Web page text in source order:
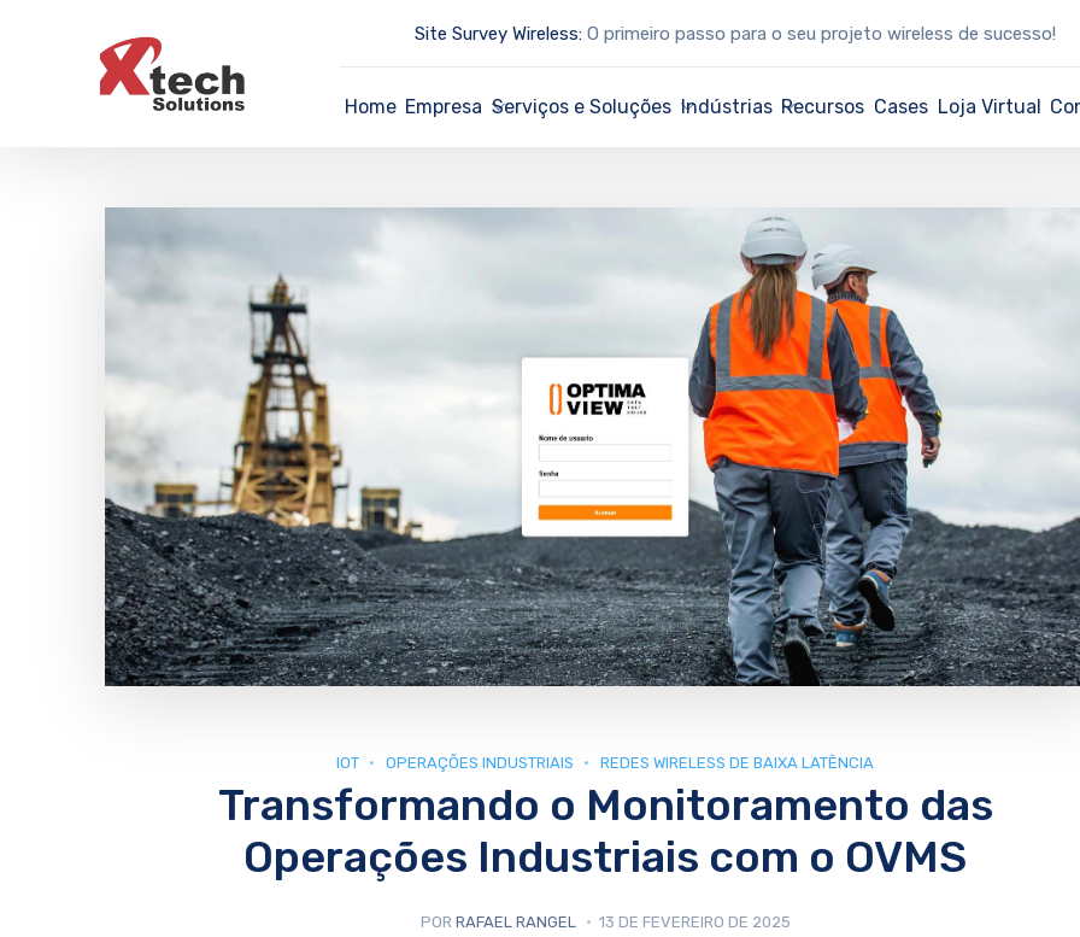
Site Survey Wireless:O primeiro passo para o seu projeto wireless de sucesso!
Home Empresa Serviços e Soluções Indústrias Recursos Cases Loja Virtual
IOT OPERAÇÕES INDUSTRIAIS REDES WIRELESS DE BAIXA LATÊNCIA
Transformando o Monitoramento das
Operações Industriais com o OVMS
POR RAFAEL RANGEL 13 DE FEVEREIRO DE 2025